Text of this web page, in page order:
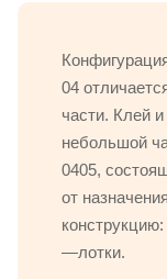
04
части. Клей
небольшой
0405,
от
—лотки.